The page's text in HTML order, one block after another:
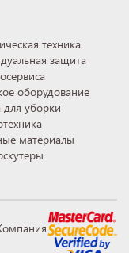
техника
защита
оборудование
для уборки
материалы